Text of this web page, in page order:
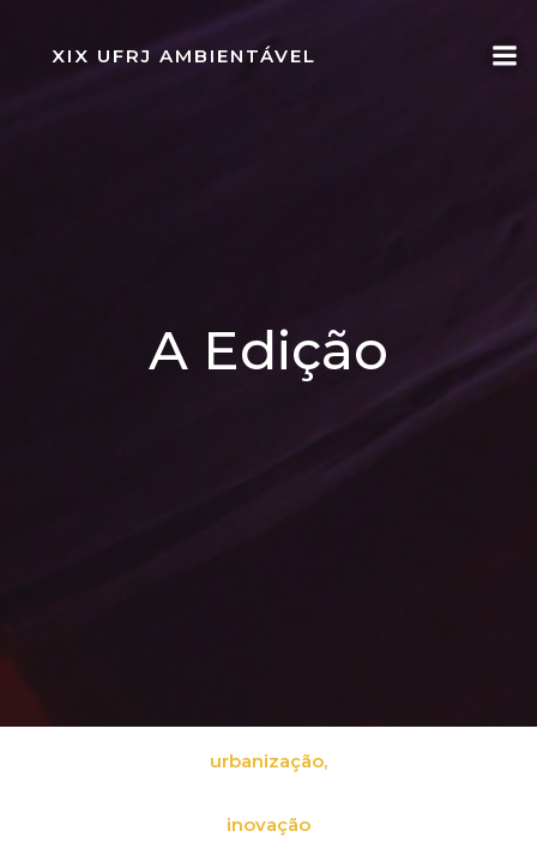
XIX UFRJ AMBIENTÁVEL
A Edição
urbanização,
inovação